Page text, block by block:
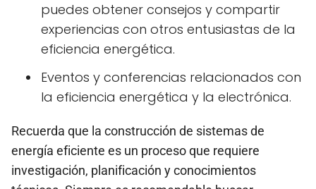
puedes obtener consejos y compartir
experiencias con otros entusiastas de la
eficiencia energética.
Eventos y conferencias relacionados con
la eficiencia energética y la electrónica.
Recuerda que la construcción de sistemas de
energía eficiente es un proceso que requiere
investigación, planificación y conocimientos